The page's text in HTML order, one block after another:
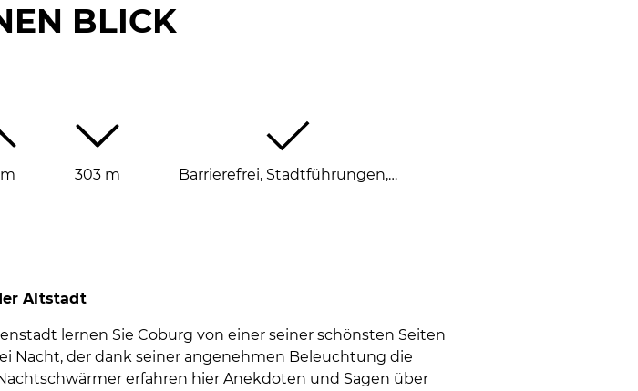
BLICK
303 m Barrierefrei, Stadtführungen,…
Altstadt
lernen Sie Coburg von einer seiner schönsten Seiten
Nacht, der dank seiner angenehmen Beleuchtung die
erfahren hier Anekdoten und Sagen über